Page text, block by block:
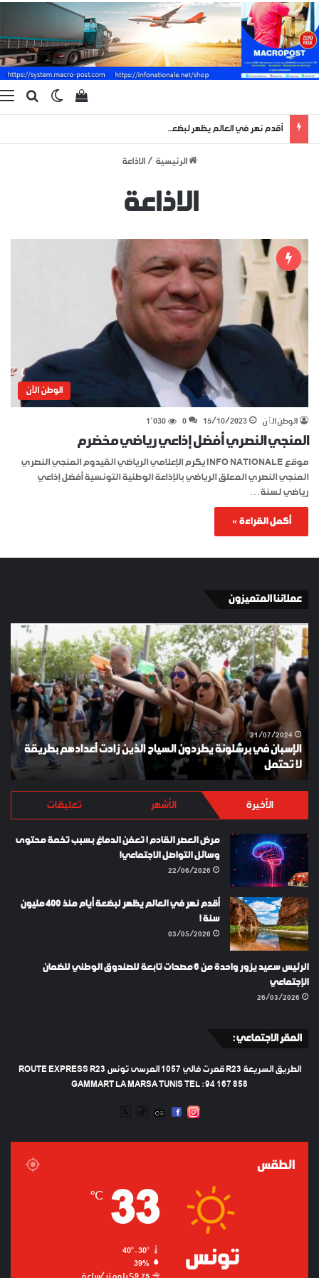
بحثالوضع
إستعراض سلة
أقدم نهر في العالم يظهر لبضعة أيام منذ 400 مليون سنة !
الرئيسية / الاذاعة
الاذاعة
الوطن الآن
الوطن الٱن 15/10/2023
0 1٬030
المنجي النصري أفضل إذاعي رياضي مخضرم
موقع INFO NATIONALE يكرم الإعلامي الرياضي القيدوم المنجي النصري
المنجي النصري المعلق الرياضي بالإذاعة الوطنية التونسية أفضل إذاعي
رياضي لسنة…
أكمل القراءة »
عملائنا المتميزون
الإسبان
في
برشلونة
يطردون
السياح
الذين
زادت
أعدادهم
بطريقة
تحتمل
21/07/2024
الإسبان في برشلونة يطردون السياح الذين زادت أعدادهم بطريقة
لا تحتمل
الأخيرة الأشهر تعليقات
مرض العصر القادم ! تعفن الدماغ بسبب تخمة محتوى
وسائل التواصل الاجتماعي!
22/06/2026
أقدم نهر في العالم يظهر لبضعة أيام منذ 400 مليون
سنة !
03/05/2026
الرئيس سعيد يزور واحدة من 6 مصحات تابعة للصندوق الوطني للضمان
الإجتماعي
26/03/2026
المقر الاجتماعي :
الطريق السريعة R23 قمرت فالي 1057 المرسى تونس ROUTE EXPRESS R23
GAMMART LA MARSA TUNIS TEL : 94 167 858
INSTAGRAM
FACEBOOK
RADIO
TIKTOK
الطقس
تونس
33
℃
39%